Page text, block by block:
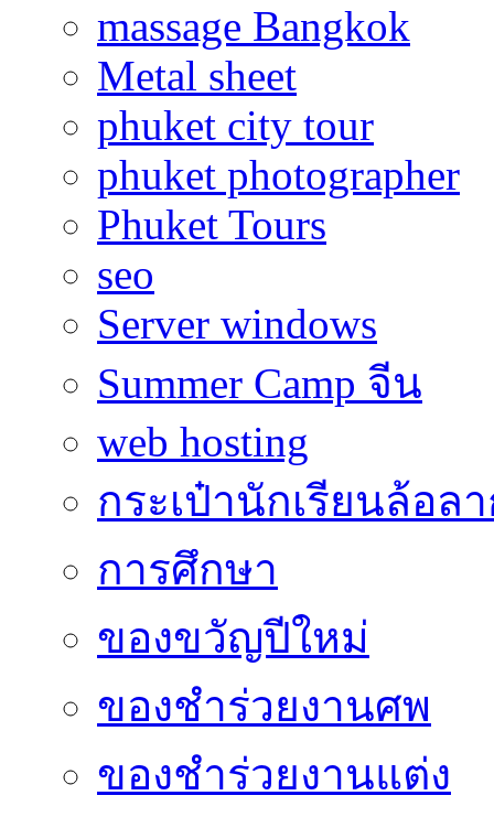
massage Bangkok
Metal sheet
phuket city tour
phuket photographer
Phuket Tours
seo
Server windows
Summer Camp จีน
web hosting
กระเป๋านักเรียนล้อล
การศึกษา
ของขวัญปีใหม่
ของชำร่วยงานศพ
ของชำร่วยงานแต่ง